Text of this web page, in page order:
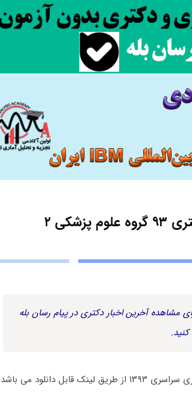
۲
مشاهده آخرین اخبار دکتری در پیام رسان بله